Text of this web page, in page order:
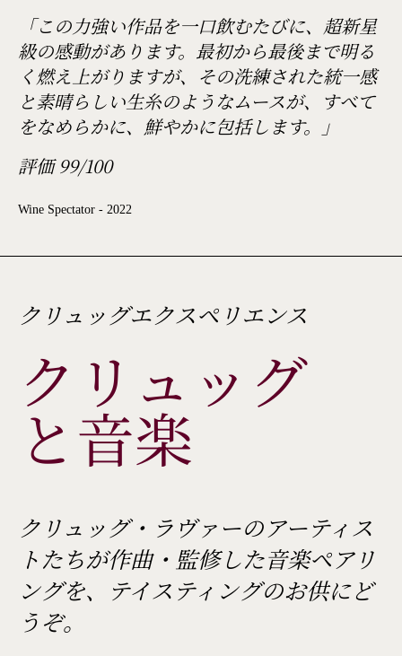
「この力強い作品を一口飲むたびに、超新星
級の感動があります。最初から最後まで明る
く燃え上がりますが、その洗練された統一感
と素晴らしい生糸のようなムースが、すべて
をなめらかに、鮮やかに包括します。」
評価 99/100
Wine Spectator - 2022
クリュッグエクスペリエンス
クリュッグ
と音楽
クリュッグ・ラヴァーのアーティス
トたちが作曲・監修した音楽ペアリ
ングを、テイスティングのお供にど
うぞ。